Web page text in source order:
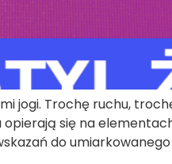
jogi. Trochę ruchu,
się na
do umiarkowanego